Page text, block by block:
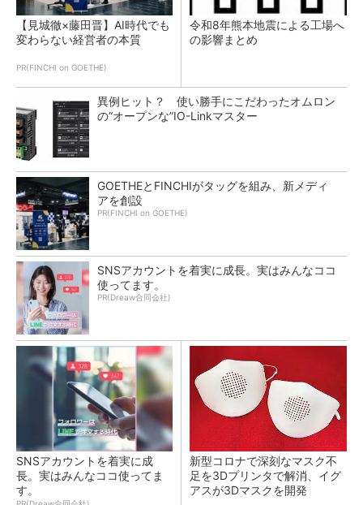
【見城徹×藤田晋】AI時代でも
変わらない経営者の本質
PR(FINCHI on GOETHE)
令和8年熊本地震による工場へ
の影響まとめ
異例ヒット？ 使い勝手にこだわったオムロン
の“オープンな”IO-Linkマスター
GOETHEとFINCHIがタッグを組み、新メディ
アを創設
PR(FINCHI on GOETHE)
SNSアカウントを着実に成長。実はみんなココ
使ってます。
PR(Dreaw合同会社)
SNSアカウントを着実に成
長。実はみんなココ使ってま
す。
新型コロナで深刻なマスク不
足を3Dプリンタで解消、イグ
アスが3Dマスクを開発